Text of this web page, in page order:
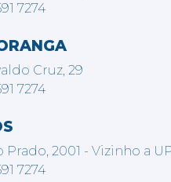
7274
Cruz, 29
7274
Prado, 2001 - Vizinho a
7274